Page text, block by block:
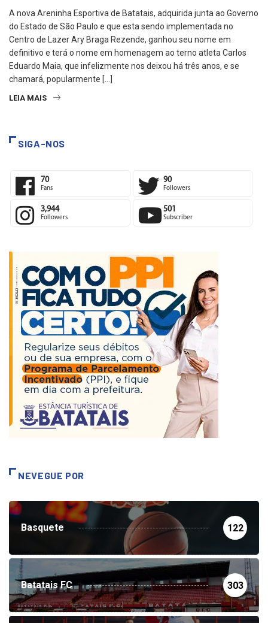
A nova Areninha Esportiva de Batatais, adquirida junta ao Governo
do Estado de São Paulo e que esta sendo implementada no
Centro de Lazer Ary Braga Rezende, ganhou seu nome em
definitivo e terá o nome em homenagem ao terno atleta Carlos
Eduardo Maia, que infelizmente nos deixou há três anos, e se
chamará, popularmente […]
LEIA MAIS
SIGA-NOS
70 90
3,944 501
NEVEGUE POR
Basquete 122
Batatais FC 303